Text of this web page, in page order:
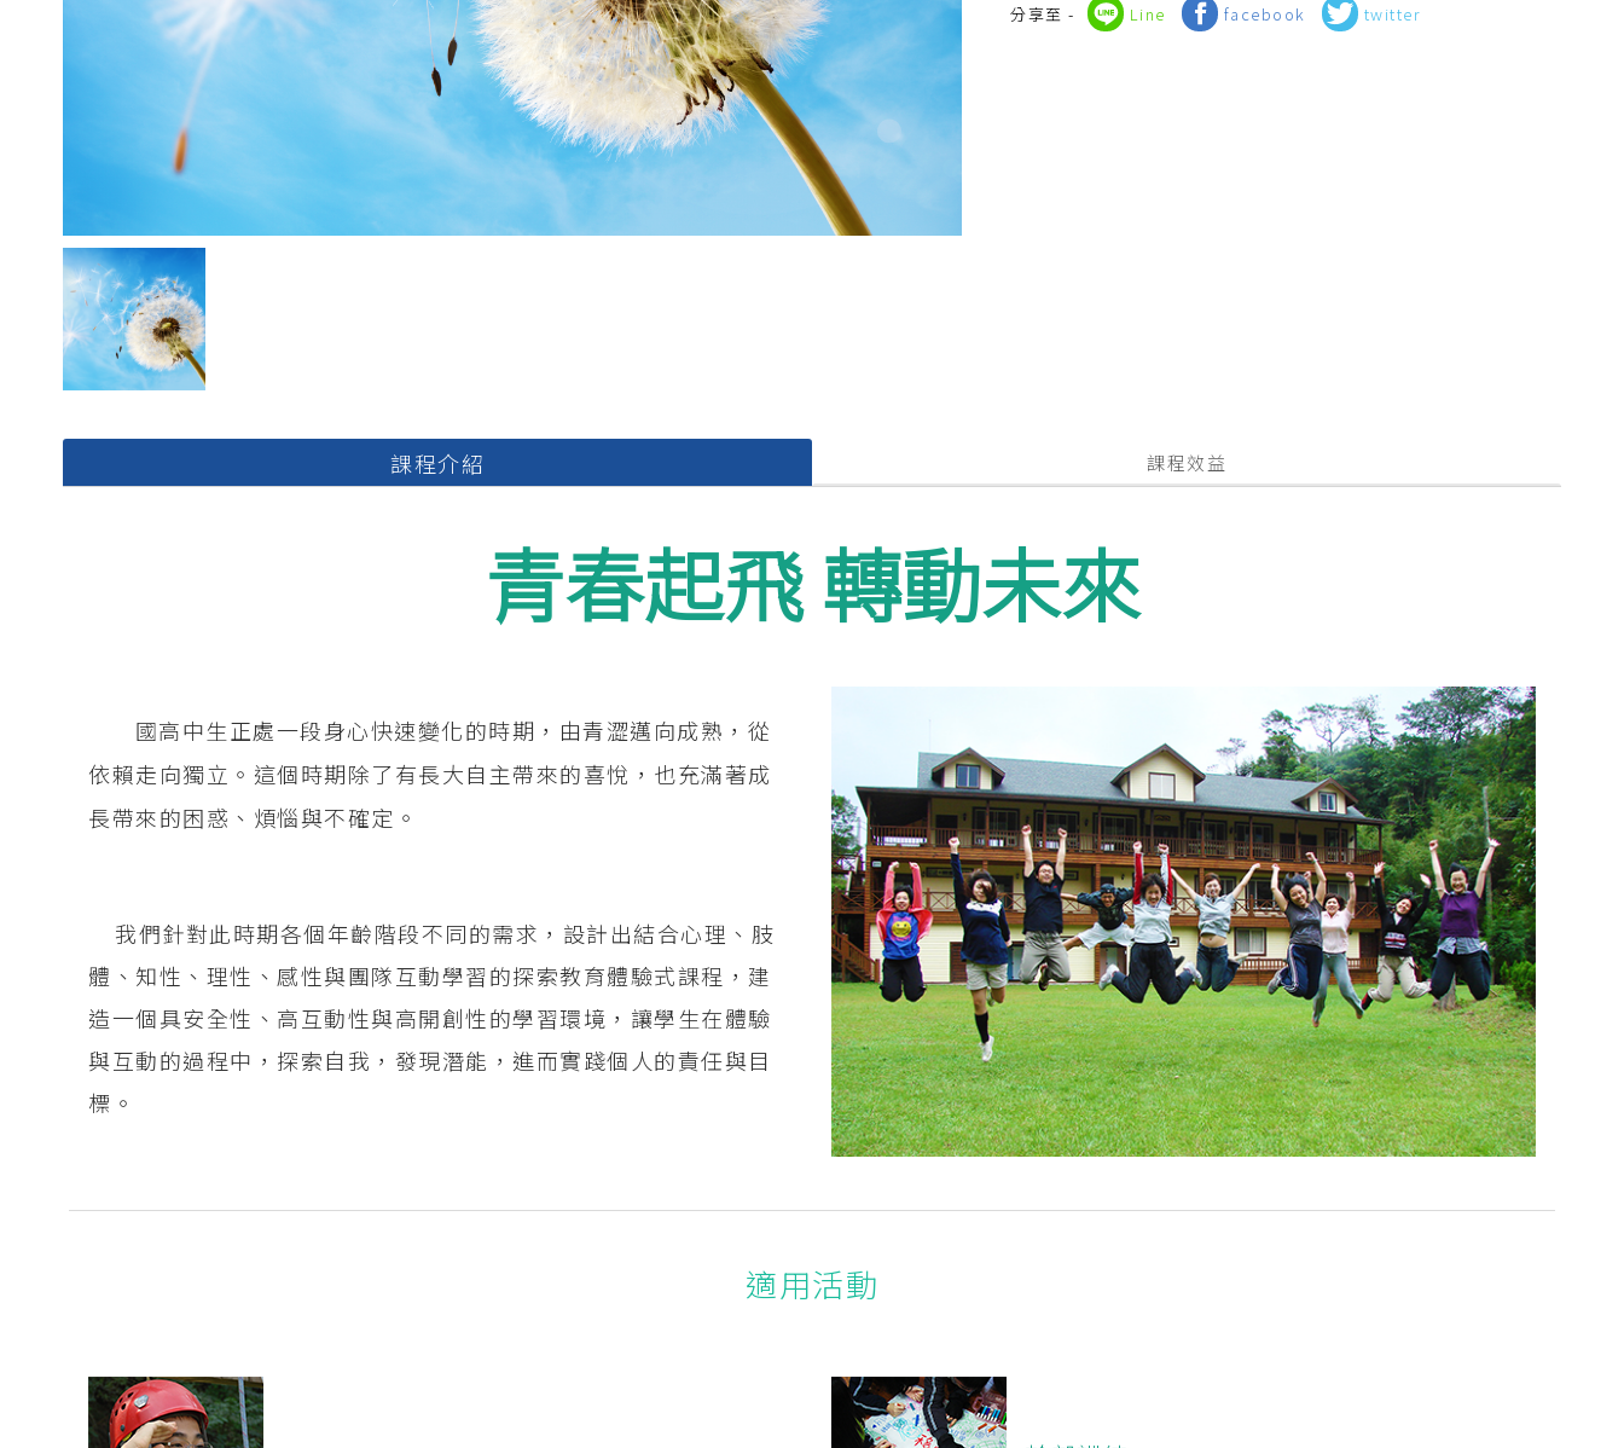
分享至 - Line facebook twitter
課程介紹 課程效益
青春起飛 轉動未來
國高中生正處一段身心快速變化的時期，由青澀邁向成熟，從
依賴走向獨立。這個時期除了有長大自主帶來的喜悅，也充滿著成
長帶來的困惑、煩惱與不確定。
我們針對此時期各個年齡階段不同的需求，設計出結合心理、肢
體、知性、理性、感性與團隊互動學習的探索教育體驗式課程，建
造一個具安全性、高互動性與高開創性的學習環境，讓學生在體驗
與互動的過程中，探索自我，發現潛能，進而實踐個人的責任與目
標。
適用活動